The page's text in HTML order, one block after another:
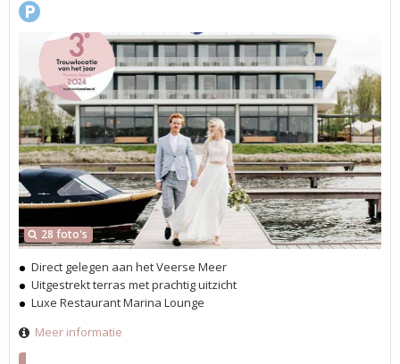
28 foto's
Direct gelegen aan het Veerse Meer
Uitgestrekt terras met prachtig uitzicht
Luxe Restaurant Marina Lounge
Meer informatie